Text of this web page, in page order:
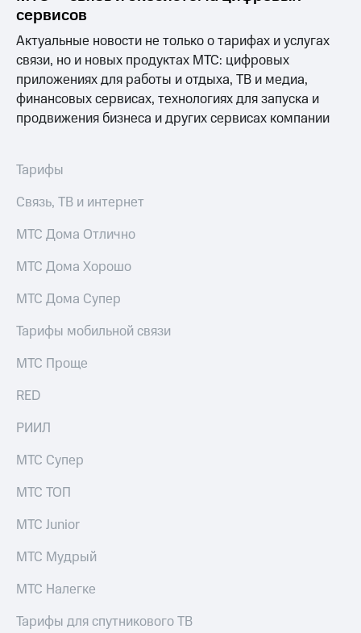
сервисов
Актуальные новости не только о тарифах и услугах
связи, но и новых продуктах МТС: цифровых
приложениях для работы и отдыха, ТВ и медиа,
финансовых сервисах, технологиях для запуска и
продвижения бизнеса и других сервисах компании
Тарифы
Связь, ТВ и интернет
МТС Дома Отлично
МТС Дома Хорошо
МТС Дома Супер
Тарифы мобильной связи
МТС Проще
RED
РИИЛ
МТС Супер
МТС ТОП
МТС Junior
МТС Мудрый
МТС Налегке
Тарифы для спутникового ТВ